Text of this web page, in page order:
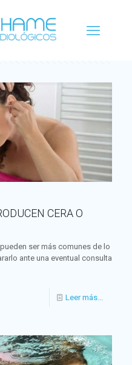
CERA O
ser más comunes de lo
ante una eventual consulta
Leer más...